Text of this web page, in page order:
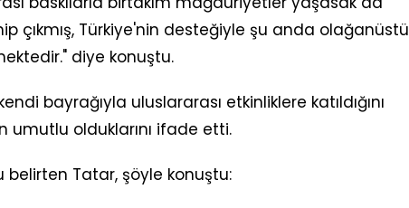
çıkmış, Türkiye'nin desteğiyle şu anda olağanüstü
diye konuştu.
bayrağıyla uluslararası etkinliklere katıldığını
olduklarını ifade etti.
belirten Tatar, şöyle konuştu: